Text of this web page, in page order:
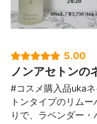
5.00
ノンアセトンの
#コスメ購入品uka
トンタイプのリム
りで、ラベンダー